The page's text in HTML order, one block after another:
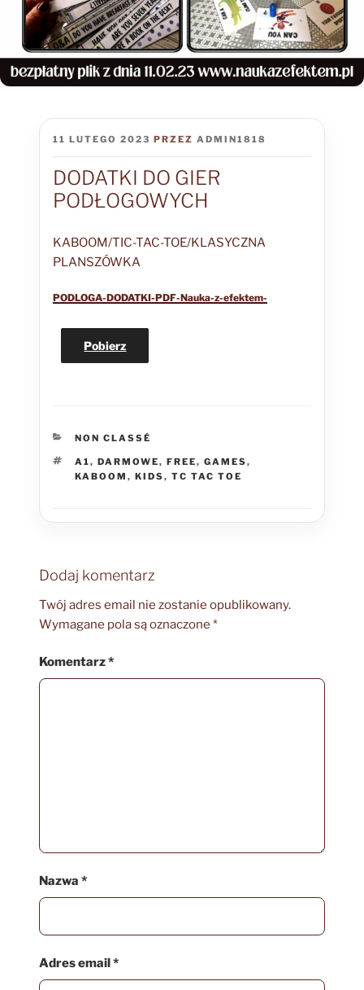
OPUBLIKOWANE
11 LUTEGO 2023 PRZEZ ADMIN1818
DODATKI DO GIER
PODŁOGOWYCH
KABOOM/TIC-TAC-TOE/KLASYCZNA
PLANSZÓWKA
PODLOGA-DODATKI-PDF-Nauka-z-efektem-
Pobierz
KATEGORIE
NON CLASSÉ
TAGI
A1,DARMOWE,FREE,GAMES,
KABOOM,KIDS,TC TAC TOE
Dodaj komentarz
Twój adres email nie zostanie opublikowany.
Wymagane pola są oznaczone *
Komentarz*
Nazwa *
Adres email*